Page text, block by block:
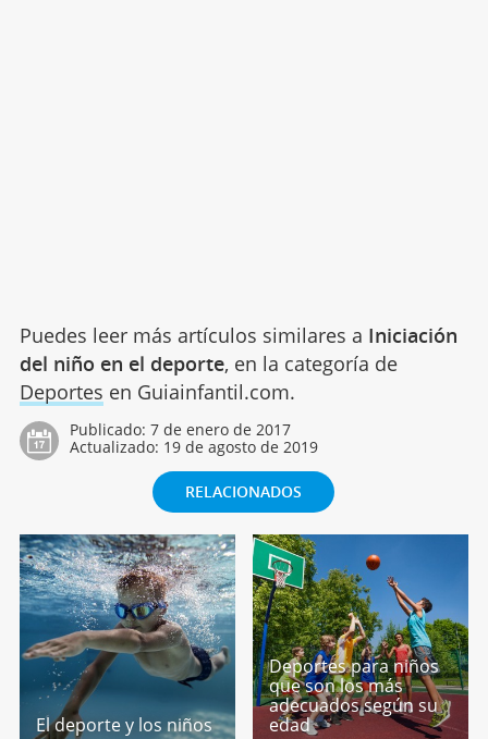
Puedes leer más artículos similares a Iniciación
del niño en el deporte, en la categoría de
Deportes en Guiainfantil.com.
Publicado: 7 de enero de 2017
Actualizado: 19 de agosto de 2019
RELACIONADOS
El deporte y los niños
Deportes para niños
que son los más
adecuados según su
edad